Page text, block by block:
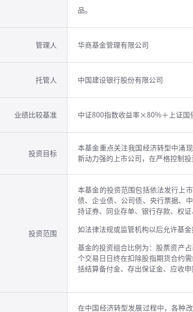
品。
管理人 华商基金管理有限公司
托管人 中国建设银行股份有限公司
业绩比较基准 中证800指数收益率×80%＋上证
投资目标
本基金重点关注我国经济转型中涌
新动力强的上市公司，在严格控制
投资范围
本基金的投资范围包括依法发行上
债、企业债、公司债、央行票据、
持证券、同业存单、银行存款、权
如法律法规或监管机构以后允许基
基金的投资组合比例为：股票资产
个交易日日终在扣除股指期货合约
括结算备付金、存出保证金、应收
在中国经济转型发展过程中，各种